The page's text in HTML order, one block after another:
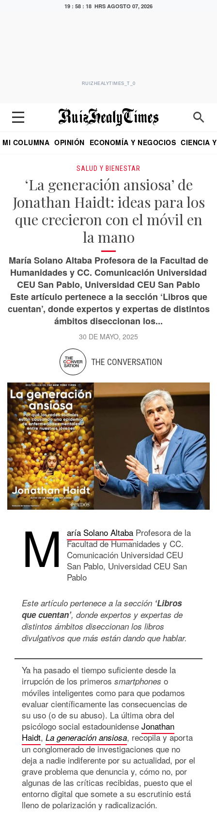
19 : 58 : 19 HRS AGOSTO 07, 2026
RUIZHEALYTIMES_T_0
MI COLUMNA OPINIÓN ECONOMÍA Y NEGOCIOS CIENCIA
SALUD Y BIENESTAR
‘La generación ansiosa’ de
Jonathan Haidt: ideas para los
que crecieron con el móvil en
la mano
María Solano Altaba Profesora de la Facultad de
Humanidades y CC. Comunicación Universidad
CEU San Pablo, Universidad CEU San Pablo
Este artículo pertenece a la sección ‘Libros que
cuentan’, donde expertos y expertas de distintos
ámbitos diseccionan los...
30 DE MAYO, 2025
THE CONVERSATION
M aría Solano Altaba Profesora de la
Facultad de Humanidades y CC.
Comunicación Universidad CEU
San Pablo, Universidad CEU San
Pablo
Este artículo pertenece a la sección ‘Libros
que cuentan’, donde expertos y expertas de
distintos ámbitos diseccionan los libros
divulgativos que más están dando que hablar.
Ya ha pasado el tiempo suficiente desde la
irrupción de los primeros smartphones o
móviles inteligentes como para que podamos
evaluar científicamente las consecuencias de
su uso (o de su abuso). La última obra del
psicólogo social estadounidense Jonathan
Haidt, La generación ansiosa, recopila y aporta
un conglomerado de investigaciones que no
deja a nadie indiferente por su actualidad, por el
grave problema que denuncia y, cómo no, por
algunas de las críticas recibidas, puesto que el
entorno digital que somete a su escrutinio está
lleno de polarización y radicalización.